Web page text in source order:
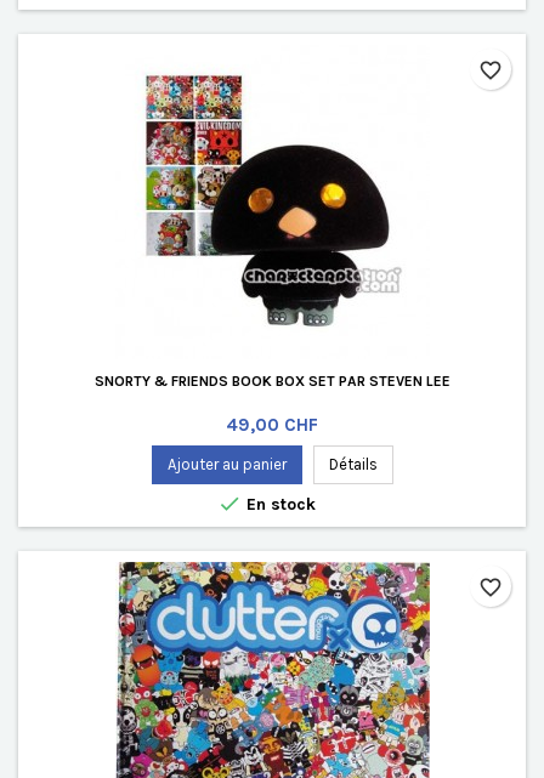
SNORTY & FRIENDS BOOK BOX SET PAR STEVEN LEE
Prix
49,00 CHF
Ajouter au panier Détails
 En stock
favorite_border
favorite_border